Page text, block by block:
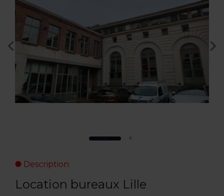
Description
Location bureaux Lille